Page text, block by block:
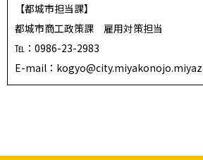
【都城市担当課】
都城市商工政策課 雇用対策担当
℡：0986-23-2983
E-mail：